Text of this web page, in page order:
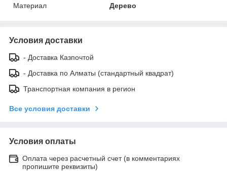
Материал Дерево
Условия доставки
- Доставка Казпочтой
- Доставка по Алматы (стандартный квадрат)
Транспортная компания в регион
Все условия доставки
Условия оплаты
Оплата через расчетный счет (в комментариях
пропишите реквизиты)